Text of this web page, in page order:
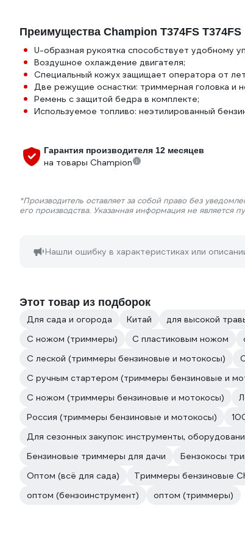
Преимущества Champion Т374FS Т374FS
U-образная рукоятка способствует удобному
Воздушное охлаждение двигателя;
Специальный кожух защищает оператора от
Две режущие оснастки: триммерная головка и
Ремень с защитой бедра в комплекте;
Используемое топливо: неэтилированный
Гарантия производителя 12 месяцев
на товары Champion
*Производитель оставляет за собой право без
его производства. Указанная информация не является
Нашли ошибку в характеристиках или
Этот товар из подборок
Для сада и огорода Китай для высокой
С ножом (триммеры)
С пластиковым ножом
С леской (триммеры бензиновые и мотокосы)
С ручным стартером (триммеры бензиновые и
С ножом (триммеры бензиновые и мотокосы)
Россия (триммеры бензиновые и мотокосы)
Для сезонных закупок: инструменты,
Бензиновые триммеры для дачи
Бензокосы
Оптом (всё для сада)
Триммеры бензиновые
оптом (бензоинструмент)
оптом (триммеры)